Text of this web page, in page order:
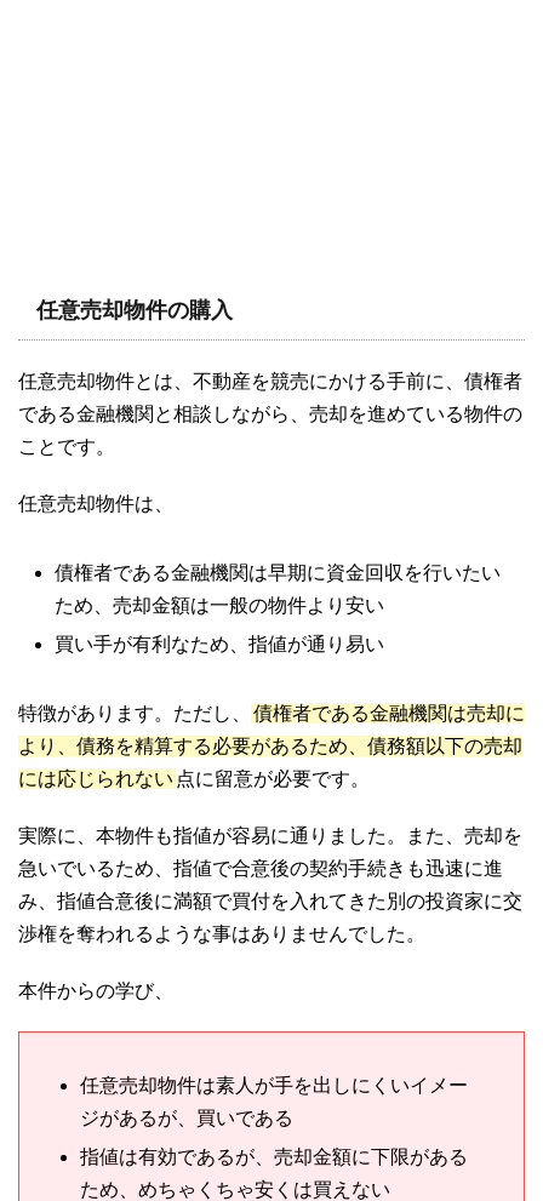
任意売却物件の購入
任意売却物件とは、不動産を競売にかける手前に、債権者
である金融機関と相談しながら、売却を進めている物件の
ことです。
任意売却物件は、
債権者である金融機関は早期に資金回収を行いたい
ため、売却金額は一般の物件より安い
買い手が有利なため、指値が通り易い
特徴があります。ただし、
債権者である金融機関は売却に
より、債務を精算する必要があるため、債務額以下の売却
には応じられない 点に留意が必要です。
実際に、本物件も指値が容易に通りました。また、売却を
急いでいるため、指値で合意後の契約手続きも迅速に進
み、指値合意後に満額で買付を入れてきた別の投資家に交
渉権を奪われるような事はありませんでした。
本件からの学び、
任意売却物件は素人が手を出しにくいイメー
ジがあるが、買いである
指値は有効であるが、売却金額に下限がある
ため、めちゃくちゃ安くは買えない